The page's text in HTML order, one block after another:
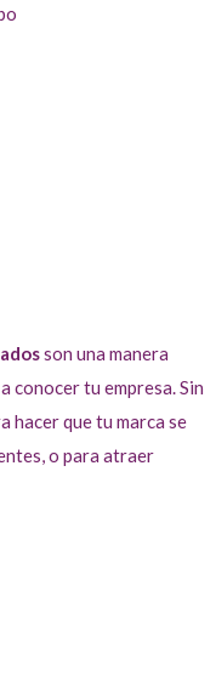
son una manera
conocer tu empresa. Sin
hacer que tu marca se
o para atraer